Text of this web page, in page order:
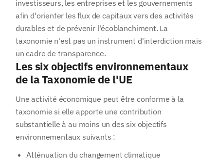
investisseurs, les entreprises et les gouvernements
afin d'orienter les flux de capitaux vers des activités
durables et de prévenir l'écoblanchiment. La
taxonomie n'est pas un instrument d'interdiction mais
un cadre de transparence.
Les six objectifs environnementaux
de la Taxonomie de l'UE
Une activité économique peut être conforme à la
taxonomie si elle apporte une contribution
substantielle à au moins un des six objectifs
environnementaux suivants :
Atténuation du changement climatique